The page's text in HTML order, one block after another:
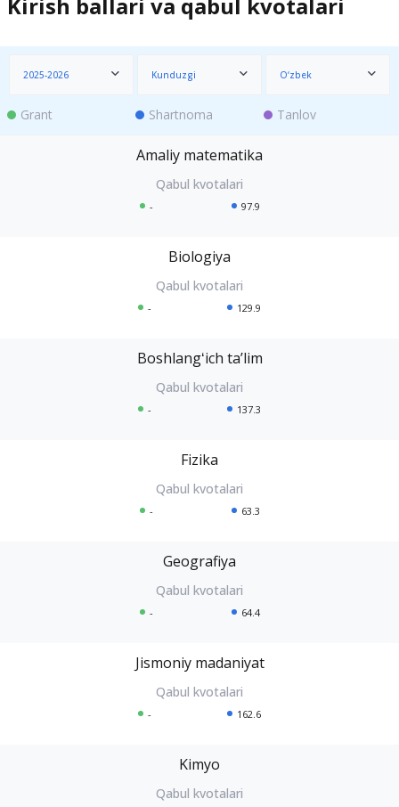
2025-2026 Kunduzgi O‘zbek
Grant Shartnoma Tanlov
Amaliy matematika
- 97.9
Biologiya
- 129.9
Boshlangʻich taʼlim
- 137.3
Fizika
- 63.3
Geografiya
- 64.4
Jismoniy madaniyat
- 162.6
Kimyo